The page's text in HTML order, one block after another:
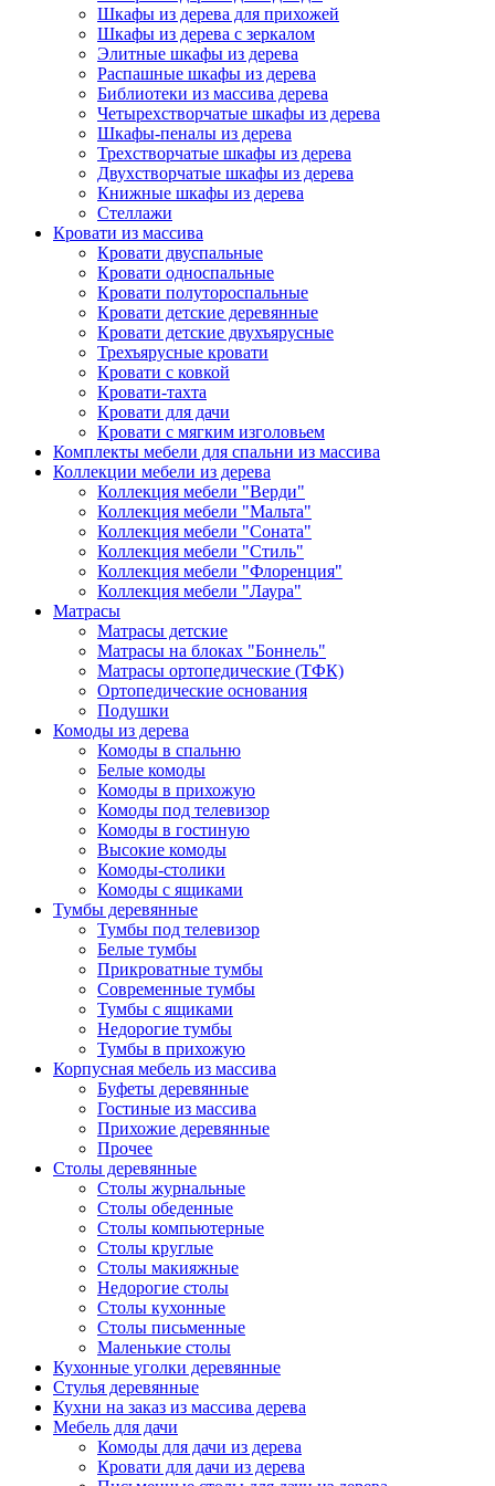
Шкафы из дерева для прихожей
Шкафы из дерева с зеркалом
Элитные шкафы из дерева
Распашные шкафы из дерева
Библиотеки из массива дерева
Четырехстворчатые шкафы из дерева
Шкафы-пеналы из дерева
Трехстворчатые шкафы из дерева
Двухстворчатые шкафы из дерева
Книжные шкафы из дерева
Стеллажи
Кровати из массива
Кровати двуспальные
Кровати односпальные
Кровати полутороспальные
Кровати детские деревянные
Кровати детские двухъярусные
Трехъярусные кровати
Кровати с ковкой
Кровати-тахта
Кровати для дачи
Кровати с мягким изголовьем
Комплекты мебели для спальни из массива
Коллекции мебели из дерева
Коллекция мебели "Верди"
Коллекция мебели "Мальта"
Коллекция мебели "Соната"
Коллекция мебели "Стиль"
Коллекция мебели "Флоренция"
Коллекция мебели "Лаура"
Матрасы
Матрасы детские
Матрасы на блоках "Боннель"
Матрасы ортопедические (ТФК)
Ортопедические основания
Подушки
Комоды из дерева
Комоды в спальню
Белые комоды
Комоды в прихожую
Комоды под телевизор
Комоды в гостиную
Высокие комоды
Комоды-столики
Комоды с ящиками
Тумбы деревянные
Тумбы под телевизор
Белые тумбы
Прикроватные тумбы
Современные тумбы
Тумбы с ящиками
Недорогие тумбы
Тумбы в прихожую
Корпусная мебель из массива
Буфеты деревянные
Гостиные из массива
Прихожие деревянные
Прочее
Столы деревянные
Столы журнальные
Столы обеденные
Столы компьютерные
Столы круглые
Столы макияжные
Недорогие столы
Столы кухонные
Столы письменные
Маленькие столы
Кухонные уголки деревянные
Стулья деревянные
Кухни на заказ из массива дерева
Мебель для дачи
Комоды для дачи из дерева
Кровати для дачи из дерева